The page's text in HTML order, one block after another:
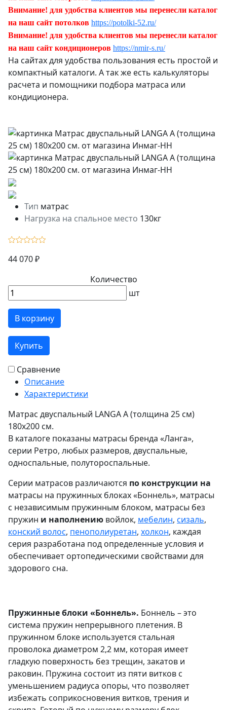
Внимание! для удобства клиентов мы перенесли каталог
на наш сайт потолков https://potolki-52.ru/
Внимание! для удобства клиентов мы перенесли каталог
на наш сайт кондиционеров https://nmir-s.ru/
На сайтах для удобства пользования есть простой и
компактный каталоги. А так же есть калькуляторы
расчета и помощники подбора матраса или
кондиционера.
Тип матрас
Нагрузка на спальное место 130кг
44 070 ₽
Количество
шт
В корзину
Купить
Сравнение
Описание
Характеристики
Матрас двуспальный LANGA А (толщина 25 см)
180х200 см.
В каталоге показаны матрасы бренда «Ланга»,
серии Ретро, любых размеров, двуспальные,
односпальные, полутороспальные.
Серии матрасов различаются по конструкции на
матрасы на пружинных блоках «Боннель», матрасы
с независимым пружинным блоком, матрасы без
пружин и наполнению войлок, мебелин, сизаль,
конский волос, пенополиуретан, холкон, каждая
серия разработана под определенные условия и
обеспечивает ортопедическими свойствами для
здорового сна.
Пружинные блоки «Боннель». Боннель – это
система пружин непрерывного плетения. В
пружинном блоке используется стальная
проволока диаметром 2,2 мм, которая имеет
гладкую поверхность без трещин, закатов и
раковин. Пружина состоит из пяти витков с
уменьшением радиуса опоры, что позволяет
избежать соприкосновения витков, трения и